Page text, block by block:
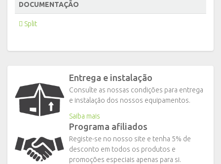
DOCUMENTAÇÃO
Split
Entrega e instalação
Consulte as nossas condições para entrega
e instalação dos nossos equipamentos.
Saiba mais
Programa afiliados
Registe-se no nosso site e tenha 5% de
desconto em todos os produtos e
promoções especiais apenas para si.